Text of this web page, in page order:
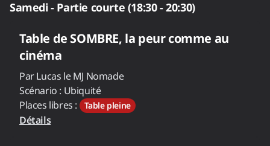
Samedi - Partie courte (18:30 - 20:30)
Table de SOMBRE, la peur comme au
cinéma
ParLucas le MJ Nomade
Scénario : Ubiquité
Places libres :
Table pleine
Détails